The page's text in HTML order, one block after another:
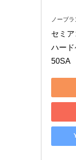
ノーブ
セミ
ハード
50SA